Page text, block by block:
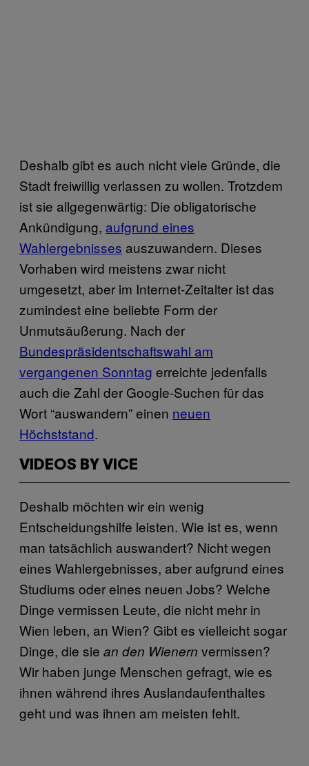
Deshalb gibt es auch nicht viele Gründe, die
Stadt freiwillig verlassen zu wollen. Trotzdem
ist sie allgegenwärtig: Die obligatorische
Ankündigung, aufgrund eines
Wahlergebnisses auszuwandern. Dieses
Vorhaben wird meistens zwar nicht
umgesetzt, aber im Internet-Zeitalter ist das
zumindest eine beliebte Form der
Unmutsäußerung. Nach der
Bundespräsidentschaftswahl am
vergangenen Sonntag erreichte jedenfalls
auch die Zahl der Google-Suchen für das
Wort “auswandern” einen neuen
Höchststand.
VIDEOS BY VICE
Deshalb möchten wir ein wenig
Entscheidungshilfe leisten. Wie ist es, wenn
man tatsächlich auswandert? Nicht wegen
eines Wahlergebnisses, aber aufgrund eines
Studiums oder eines neuen Jobs? Welche
Dinge vermissen Leute, die nicht mehr in
Wien leben, an Wien? Gibt es vielleicht sogar
Dinge, die sie an den Wienern vermissen?
Wir haben junge Menschen gefragt, wie es
ihnen während ihres Auslandaufenthaltes
geht und was ihnen am meisten fehlt.